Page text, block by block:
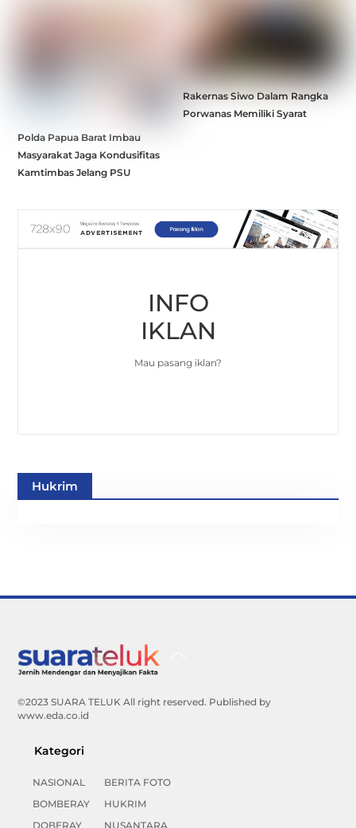
Polda Papua Barat Imbau
Masyarakat Jaga Kondusifitas
Kamtimbas Jelang PSU
Rakernas Siwo Dalam Rangka
Porwanas Memiliki Syarat
INFO
IKLAN
Mau pasang iklan?
Hukrim
©2023 SUARA TELUK All right reserved. Published by
www.eda.co.id
Kategori
NASIONAL
BOMBERAY
DOBERAY
BERITA FOTO
HUKRIM
NUSANTARA